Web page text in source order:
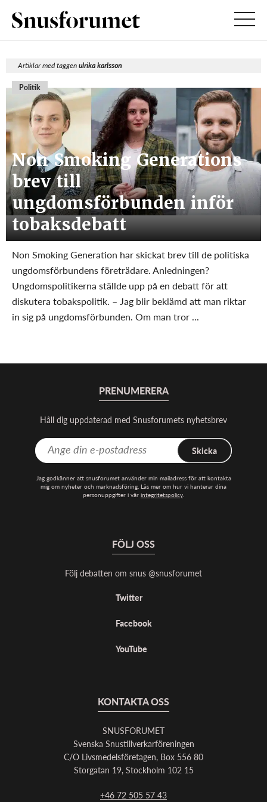
Artiklar med taggenulrika karlsson
Politik
Non Smoking Generations
brev till
ungdomsförbunden inför
tobaksdebatt
Non Smoking Generation har skickat brev till de politiska
ungdomsförbundens företrädare. Anledningen?
Ungdomspolitikerna ställde upp på en debatt för att
diskutera tobakspolitik. – Jag blir beklämd att man riktar
in sig på ungdomsförbunden. Om man tror ...
PRENUMERERA
Håll dig uppdaterad med Snusforumets nyhetsbrev
Skicka
Jag godkänner att snusforumet använder min mailadress för att kontakta
mig om nyheter och marknadsföring. Läs mer om hur vi hanterar dina
personuppgifter i vår integritetspolicy.
FÖLJ OSS
Följ debatten om snus @snusforumet
Twitter
Facebook
YouTube
KONTAKTA OSS
SNUSFORUMET
Svenska Snustillverkarföreningen
C/O Livsmedelsföretagen, Box 556 80
Storgatan 19, Stockholm 102 15
+46 72 505 57 43